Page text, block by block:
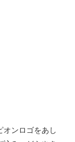
オンロゴをあし